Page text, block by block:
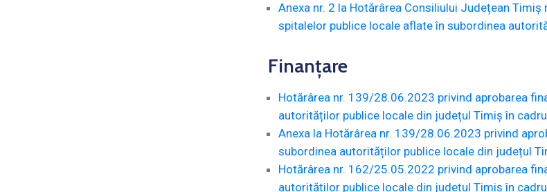
Anexa nr. 2 la Hotărârea Consiliului Județean
spitalelor publice locale aflate în subordinea
Finanțare
Hotărârea nr. 139/28.06.2023 privind aprobarea
autorităților publice locale din județul Timiș în
Anexa la Hotărârea nr. 139/28.06.2023 privind
subordinea autorităților publice locale din județul
Hotărârea nr. 162/25.05.2022 privind aprobarea
autorităților publice locale din județul Timiș în